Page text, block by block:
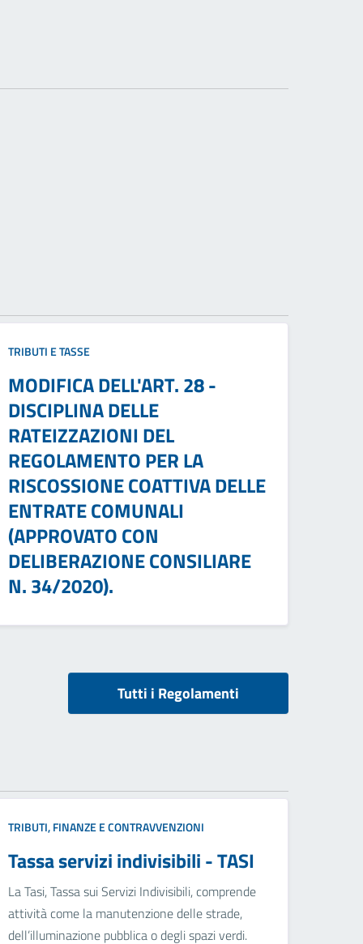
TRIBUTI E TASSE
MODIFICA DELL'ART. 28 -
DISCIPLINA DELLE
RATEIZZAZIONI DEL
REGOLAMENTO PER LA
RISCOSSIONE COATTIVA DELLE
ENTRATE COMUNALI
(APPROVATO CON
DELIBERAZIONE CONSILIARE
N. 34/2020).
Tutti i Regolamenti
TRIBUTI, FINANZE E CONTRAVVENZIONI
Tassa servizi indivisibili - TASI
La Tasi, Tassa sui Servizi Indivisibili, comprende
attività come la manutenzione delle strade,
dell’illuminazione pubblica o degli spazi verdi.